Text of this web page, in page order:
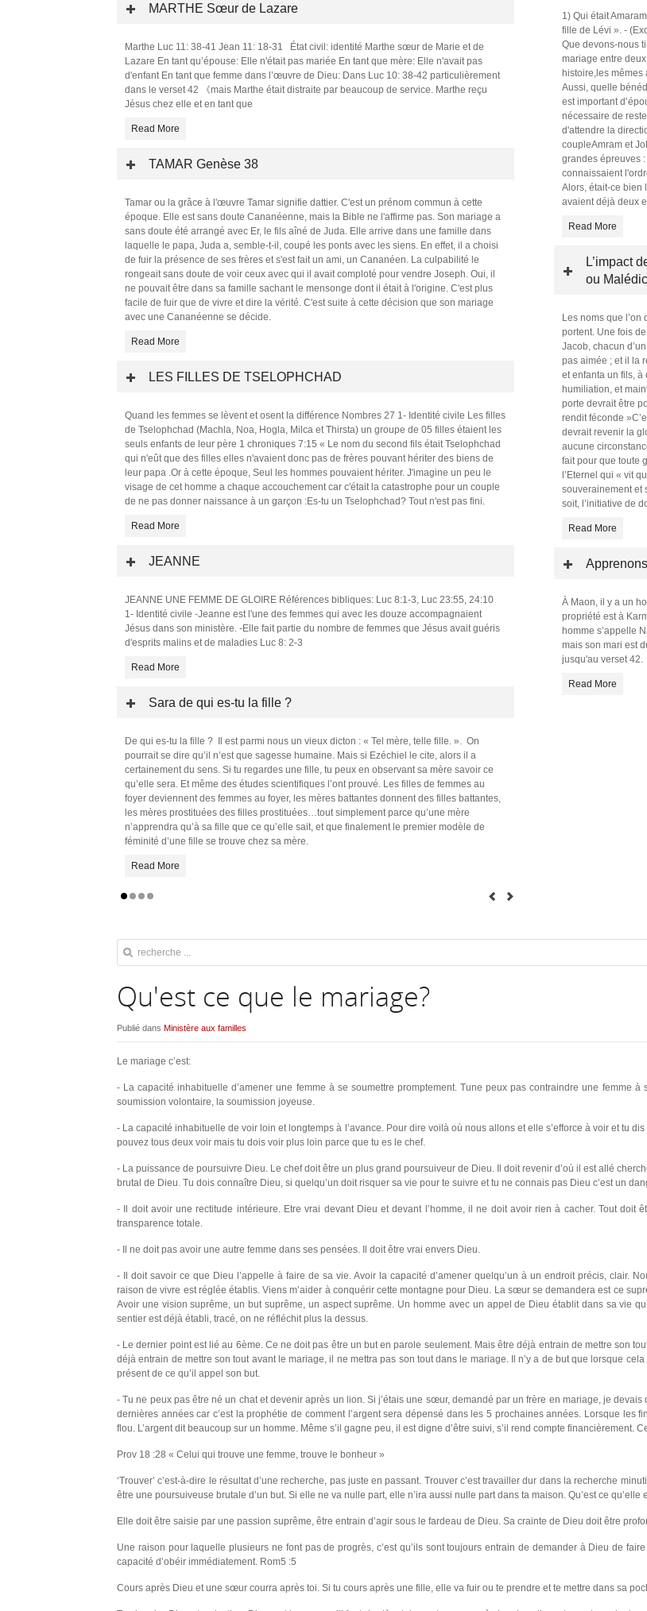
MARTHE Sœur de Lazare
Marthe Luc 11: 38-41 Jean 11: 18-31 État civil: identité Marthe sœur de Marie et de
Lazare En tant qu’épouse: Elle n'était pas mariée En tant que mère: Elle n'avait pas
d'enfant En tant que femme dans l’œuvre de Dieu: Dans Luc 10: 38-42 particulièrement
dans le verset 42 《mais Marthe était distraite par beaucoup de service. Marthe reçu
Jésus chez elle et en tant que
Read More
TAMAR Genèse 38
Tamar ou la grâce à l'œuvre Tamar signifie dattier. C'est un prénom commun à cette
époque. Elle est sans doute Cananéenne, mais la Bible ne l'affirme pas. Son mariage a
sans doute été arrangé avec Er, le fils aîné de Juda. Elle arrive dans une famille dans
laquelle le papa, Juda a, semble-t-il, coupé les ponts avec les siens. En effet, il a choisi
de fuir la présence de ses frères et s'est fait un ami, un Cananéen. La culpabilité le
rongeait sans doute de voir ceux avec qui il avait comploté pour vendre Joseph. Oui, il
ne pouvait être dans sa famille sachant le mensonge dont il était à l'origine. C'est plus
facile de fuir que de vivre et dire la vérité. C'est suite à cette décision que son mariage
avec une Cananéenne se décide.
Read More
LES FILLES DE TSELOPHCHAD
Quand les femmes se lèvent et osent la différence Nombres 27 1- Identité civile Les filles
de Tselophchad (Machla, Noa, Hogla, Milca et Thirsta) un groupe de 05 filles étaient les
seuls enfants de leur père 1 chroniques 7:15 « Le nom du second fils était Tselophchad
qui n'eût que des filles elles n'avaient donc pas de frères pouvant hériter des biens de
leur papa .Or à cette époque, Seul les hommes pouvaient hériter. J'imagine un peu le
visage de cet homme a chaque accouchement car c'était la catastrophe pour un couple
de ne pas donner naissance à un garçon :Es-tu un Tselophchad? Tout n'est pas fini.
Read More
JEANNE
JEANNE UNE FEMME DE GLOIRE Références bibliques: Luc 8:1-3, Luc 23:55, 24:10
1- Identité civile -Jeanne est l'une des femmes qui avec les douze accompagnaient
Jésus dans son ministère. -Elle fait partie du nombre de femmes que Jésus avait guéris
d'esprits malins et de maladies Luc 8: 2-3
Read More
Sara de qui es-tu la fille ?
De qui es-tu la fille ? Il est parmi nous un vieux dicton : « Tel mère, telle fille. ». On
pourrait se dire qu’il n’est que sagesse humaine. Mais si Ezéchiel le cite, alors il a
certainement du sens. Si tu regardes une fille, tu peux en observant sa mère savoir ce
qu’elle sera. Et même des études scientifiques l’ont prouvé. Les filles de femmes au
foyer deviennent des femmes au foyer, les mères battantes donnent des filles battantes,
les mères prostituées des filles prostituées…tout simplement parce qu’une mère
n’apprendra qu’à sa fille que ce qu’elle sait, et que finalement le premier modèle de
féminité d’une fille se trouve chez sa mère.
Read More
1) Qui était
fille de Lévi ». -
Que devons-nous
mariage entre
histoire,les mêmes
Aussi, quelle
est important
nécessaire de
d'attendre la
coupleAmram et
grandes épreuves
connaissaient
Alors, était-ce bien
avaient déjà deux
Read More
L’impact
ou
Les noms que
portent. Une fois
Jacob, chacun
pas aimée ; et il la
et enfanta un fils, à
humiliation, et
porte devrait être
rendit féconde
devrait revenir la
aucune
fait pour que toute
l’Eternel qui « vit
souverainement et
soit, l’initiative de
Read More
À Maon, il y a un
propriété est à
homme s’appelle
mais son mari est
jusqu'au verset 42.
Read More
Qu'est ce que le mariage?
Publié dans Ministère aux familles
Le mariage c’est:
- La capacité inhabituelle d’amener une femme à se soumettre promptement. Tune peux pas contraindre une femme
soumission volontaire, la soumission joyeuse.
- La capacité inhabituelle de voir loin et longtemps à l’avance. Pour dire voilà où nous allons et elle s’efforce à voir et tu
pouvez tous deux voir mais tu dois voir plus loin parce que tu es le chef.
- La puissance de poursuivre Dieu. Le chef doit être un plus grand poursuiveur de Dieu. Il doit revenir d’où il est allé
brutal de Dieu. Tu dois connaître Dieu, si quelqu’un doit risquer sa vie pour te suivre et tu ne connais pas Dieu c’est un
- Il doit avoir une rectitude intérieure. Etre vrai devant Dieu et devant l’homme, il ne doit avoir rien à cacher. Tout doit
transparence totale.
- Il ne doit pas avoir une autre femme dans ses pensées. Il doit être vrai envers Dieu.
- Il doit savoir ce que Dieu l’appelle à faire de sa vie. Avoir la capacité d’amener quelqu’un à un endroit précis, clair.
raison de vivre est réglée établis. Viens m’aider à conquérir cette montagne pour Dieu. La sœur se demandera est ce
Avoir une vision suprême, un but suprême, un aspect suprême. Un homme avec un appel de Dieu établit dans sa vie
sentier est déjà établi, tracé, on ne réfléchit plus la dessus.
- Le dernier point est lié au 6ème. Ce ne doit pas être un but en parole seulement. Mais être déjà entrain de mettre son
déjà entrain de mettre son tout avant le mariage, il ne mettra pas son tout dans le mariage. Il n’y a de but que lorsque
présent de ce qu’il appel son but.
- Tu ne peux pas être né un chat et devenir après un lion. Si j’étais une sœur, demandé par un frère en mariage, je
dernières années car c’est la prophétie de comment l’argent sera dépensé dans les 5 prochaines années. Lorsque
flou. L’argent dit beaucoup sur un homme. Même s’il gagne peu, il est digne d’être suivi, s’il rend compte financièrement.
Prov 18 :28 « Celui qui trouve une femme, trouve le bonheur »
‘Trouver’ c’est-à-dire le résultat d’une recherche, pas juste en passant. Trouver c’est travailler dur dans la recherche
être une poursuiveuse brutale d’un but. Si elle ne va nulle part, elle n’ira aussi nulle part dans ta maison. Qu’est ce
Elle doit être saisie par une passion suprême, être entrain d’agir sous le fardeau de Dieu. Sa crainte de Dieu doit être
Une raison pour laquelle plusieurs ne font pas de progrès, c’est qu’ils sont toujours entrain de demander à Dieu de
capacité d’obéir immédiatement. Rom5 :5
Cours après Dieu et une sœur courra après toi. Si tu cours après une fille, elle va fuir ou te prendre et te mettre dans sa